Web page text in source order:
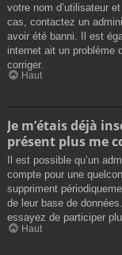
votre nom d’utilisateur
cas, contactez un
avoir été banni. Il est
internet ait un problème
corriger.
Haut
Je m’étais déjà
présent plus me
Il est possible qu’un
compte pour une
suppriment
de leur base de
essayez de participer
Haut